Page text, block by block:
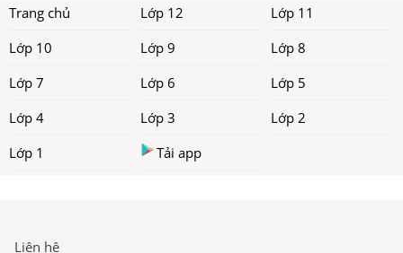
Trang chủ Lớp 12
Lớp 11
Lớp 10
Lớp 9
Lớp 8
Lớp 7
Lớp 6
Lớp 5
Lớp 4
Lớp 3
Lớp 2
Lớp 1
Tải app
Liên hệ